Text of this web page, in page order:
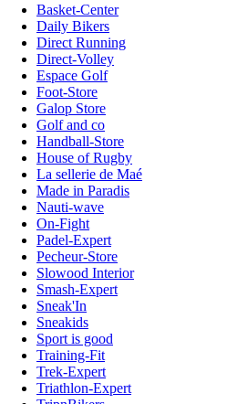
Basket-Center
Daily Bikers
Direct Running
Direct-Volley
Espace Golf
Foot-Store
Galop Store
Golf and co
Handball-Store
House of Rugby
La sellerie de Maé
Made in Paradis
Nauti-wave
On-Fight
Padel-Expert
Pecheur-Store
Slowood Interior
Smash-Expert
Sneak'In
Sneakids
Sport is good
Training-Fit
Trek-Expert
Triathlon-Expert